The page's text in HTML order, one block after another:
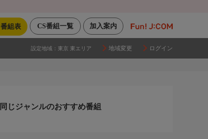
加入案内
CS番組一覧
番組表
設定地域： 東京 東エリア 地域変更 ログイン
同じジャンルのおすすめ番組